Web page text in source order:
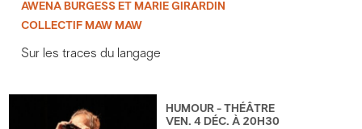
AWENA BURGESS ET MARIE GIRARDIN
COLLECTIF MAW MAW
Sur les traces du langage
HUMOUR - THÉÂTRE
VEN. 4 DÉC. À 20H30